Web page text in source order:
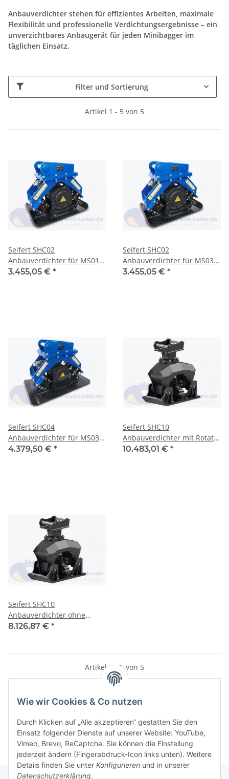
Wie wir Cookies & Co nutzen
Durch Klicken auf „Alle akzeptieren“ gestatten Sie den
Einsatz folgender Dienste auf unserer Website: YouTube,
Vimeo, Brevo, ReCaptcha. Sie können die Einstellung
jederzeit ändern (Fingerabdruck-Icon links unten). Weitere
Details finden Sie unter Konfigurieren und in unserer
Datenschutzerklärung.
Anbauverdichter stehen für effizientes Arbeiten, maximale
Flexibilität und professionelle Verdichtungsergebnisse – ein
unverzichtbares Anbaugerät für jeden Minibagger im
täglichen Einsatz.
Filter und Sortierung
Artikel 1 - 5 von 5
Seifert SHC02
Anbauverdichter für MS01
geeignet für Minibagger 1 -4
3.455,05 € *
Seifert SHC02
Anbauverdichter für MS03
geeignet für Minibagger 1 -4
3.455,05 € *
Seifert SHC04
Anbauverdichter für MS03
geeignet für Minibagger 4 -9
4.379,50 € *
Seifert SHC10
Anbauverdichter mit Rotator
für MS03 geeignet für
10.483,01 € *
Seifert SHC10
Anbauverdichter ohne
Rotator für MS03 geeignet
8.126,87 € *
Artikel 1 - 5 von 5
Kategorien